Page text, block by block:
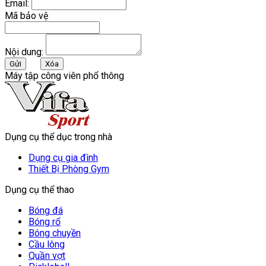
Email:
Mã bảo vệ
Nội dung:
Máy tập công viên phổ thông
Dụng cụ thể dục trong nhà
Dụng cụ gia đình
Thiết Bị Phòng Gym
Dụng cụ thể thao
Bóng đá
Bóng rổ
Bóng chuyền
Cầu lông
Quần vợt